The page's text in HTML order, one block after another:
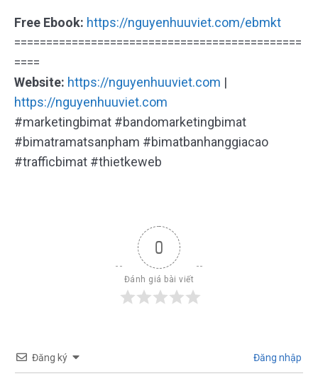
Free Ebook: https://nguyenhuuviet.com/ebmkt
=============================================
====
Website: https://nguyenhuuviet.com |
https://nguyenhuuviet.com
#marketingbimat #bandomarketingbimat
#bimatramatsanpham #bimatbanhanggiacao
#trafficbimat #thietkeweb
0
Đánh giá bài viết
Đăng ký Đăng nhập